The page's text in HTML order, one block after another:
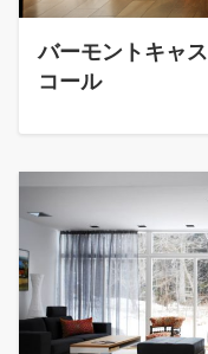
バーモントキャ
コール